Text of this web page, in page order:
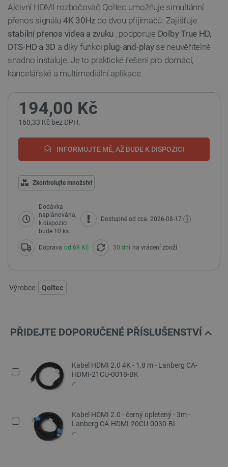
Aktivní HDMI rozbočovač Qoltec umožňuje simultánní
přenos signálu 4K 30Hz do dvou přijímačů. Zajišťuje
stabilní přenos videa a zvuku , podporuje Dolby True HD,
DTS-HD a 3D a díky funkci plug-and-playse neuvěřitelně
snadno instaluje. Je to praktické řešení pro domácí,
kancelářské a multimediální aplikace.
194,00 Kč
160,33 Kč bez DPH.
INFORMUJTE MĚ, AŽ BUDE K DISPOZICI
Zkontrolujte množství
Dodávka
naplánována,
k dispozici
bude 10 ks.
Dostupné od cca. 2026-08-17 i
Doprava od 69 Kč 30 dní na vrácení zboží
Výrobce: Qoltec
PŘIDEJTE DOPORUČENÉ PŘÍSLUŠENSTVÍ
Kabel HDMI 2.0 4K - 1,8 m - Lanberg CA-
HDMI-21CU-0018-BK
Kabel HDMI 2.0 - černý opletený - 3m -
Lanberg CA-HDMI-20CU-0030-BL